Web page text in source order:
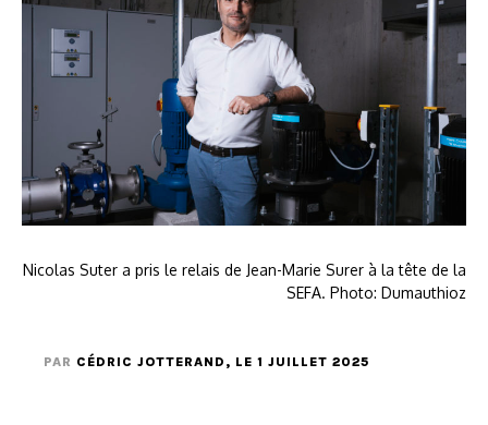
Nicolas Suter a pris le relais de Jean-Marie Surer à la tête de la
SEFA. Photo: Dumauthioz
PAR CÉDRIC JOTTERAND , LE 1 JUILLET 2025